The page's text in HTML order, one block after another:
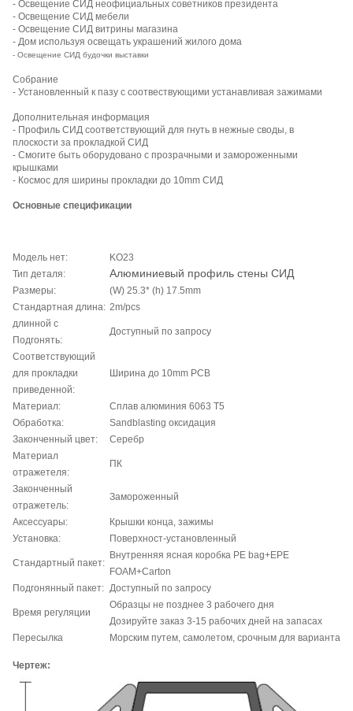
- Освещение СИД неофициальных советников президента
- Освещение СИД мебели
- Освещение СИД витрины магазина
- Дом используя освещать украшений жилого дома
- Освещение СИД будочки выставки
Собрание
- Установленный к пазу с соотвествующими устанавливая зажимами
Дополнительная информация
- Профиль СИД соответствующий для гнуть в нежные своды, в
плоскости за прокладкой СИД
- Смогите быть оборудовано с прозрачными и замороженными
крышками
- Космос для ширины прокладки до 10mm СИД
Основные спецификации
Модель нет:
KO23
Тип деталя:
Алюминиевый профиль стены СИД
Размеры:
(W) 25.3* (h) 17.5mm
Стандартная длина: 2m/pcs
длинной с
Подгонять:
Доступный по запросу
Соответствующий
для прокладки
приведенной:
Ширина до 10mm PCB
Материал:
Сплав алюминия 6063 T5
Обработка:
Sandblasting оксидация
Законченный цвет:
Серебр
Материал
отражетеля:
ПК
Законченный
отражетель:
Замороженный
Аксессуары:
Крышки конца, зажимы
Установка:
Поверхност-установленный
Стандартный пакет:
Внутренняя ясная коробка PE bag+EPE
FOAM+Carton
Подгонянный пакет: Доступный по запросу
Время регуляции
Образцы не позднее 3 рабочего дня
Дозируйте заказ 3-15 рабочих дней на запасах
Пересылка
Морским путем, самолетом, срочным для варианта
Чертеж: